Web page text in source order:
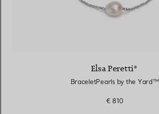
Elsa Peretti®
BraceletPearls by the Yard™
€ 810